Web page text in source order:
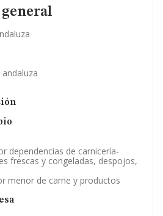
dependencias de carnicería-
frescas y congeladas, despojos,
menor de carne y productos
y registral complementaria.